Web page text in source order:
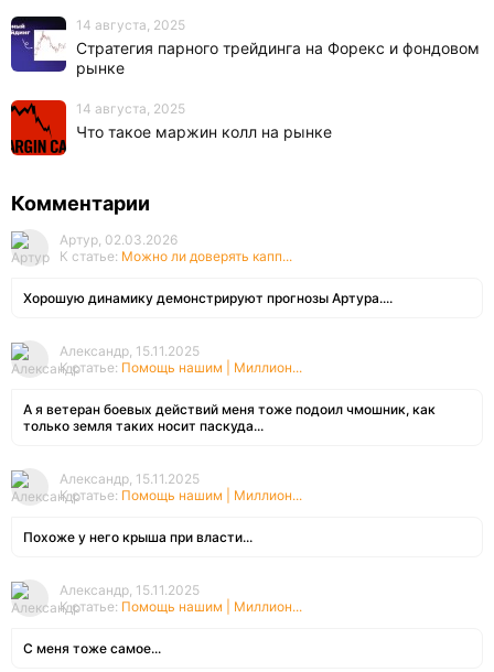
14 августа, 2025
Стратегия парного трейдинга на Форекс и фондовом
рынке
14 августа, 2025
Что такое маржин колл на рынке
Комментарии
Артур, 02.03.2026
К статье: Можно ли доверять капп...
Хорошую динамику демонстрируют прогнозы Артура....
Александр, 15.11.2025
К статье: Помощь нашим | Миллион...
А я ветеран боевых действий меня тоже подоил чмошник, как
только земля таких носит паскуда...
Александр, 15.11.2025
К статье: Помощь нашим | Миллион...
Похоже у него крыша при власти...
Александр, 15.11.2025
К статье: Помощь нашим | Миллион...
С меня тоже самое...